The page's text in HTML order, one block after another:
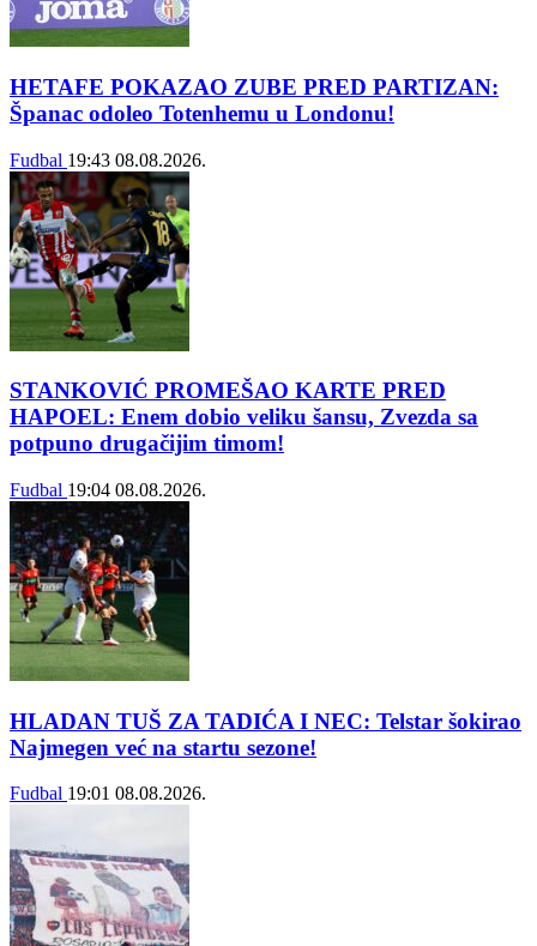
HETAFE POKAZAO ZUBE PRED PARTIZAN:
Španac odoleo Totenhemu u Londonu!
Fudbal 19:43 08.08.2026.
STANKOVIĆ PROMEŠAO KARTE PRED
HAPOEL: Enem dobio veliku šansu, Zvezda sa
potpuno drugačijim timom!
Fudbal 19:04 08.08.2026.
HLADAN TUŠ ZA TADIĆA I NEC: Telstar šokirao
Najmegen već na startu sezone!
Fudbal 19:01 08.08.2026.